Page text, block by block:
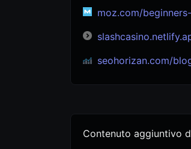
moz.com/
seohorizan.com/blog/
Contenuto aggiuntivo